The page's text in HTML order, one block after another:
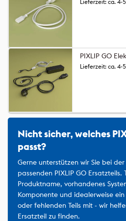
Lieferzeit: ca. 4-
PIXLIP GO
Lieferzeit: ca. 4-
Nicht sicher, welches
passt?
Gerne unterstützen wir Sie bei
passenden PIXLIP GO Ersatzteils.
Produktname, vorhandenes
Komponente und idealerweise
oder fehlenden Teils mit - wir
Ersatzteil zu finden.